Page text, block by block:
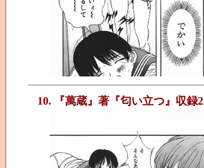
10. 『萬蔵』著『匂い立つ』収録2